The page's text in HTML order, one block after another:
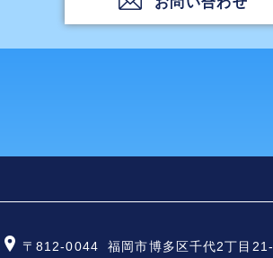
〒812-0044 福岡市博多区千代2丁目